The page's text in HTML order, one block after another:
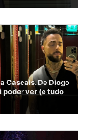
Cascais. De Diogo
poder ver (e tudo